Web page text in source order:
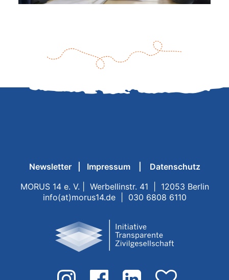
Newsletter| Impressum
Datenschutz
MORUS 14 e. V. | Werbellinstr. 41 | 12053 Berlin
info(at)morus14.de | 030 6808 6110